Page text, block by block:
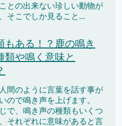
との出来ない珍しい動物が
そこでしか見ること...
もある！？鹿の鳴き
類や鳴く意味と
間のように言葉を話す事が
ので鳴き声を上げます。
で、鳴き声の種類もいくつ
それぞれに意味があると言